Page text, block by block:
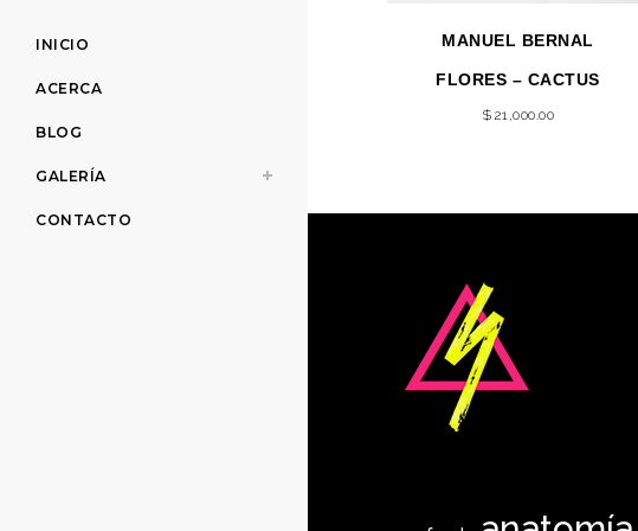
INICIO
ACERCA
BLOG
GALERÍA
CONTACTO
MANUEL BERNAL
FLORES – CACTUS
$ 21,000.00